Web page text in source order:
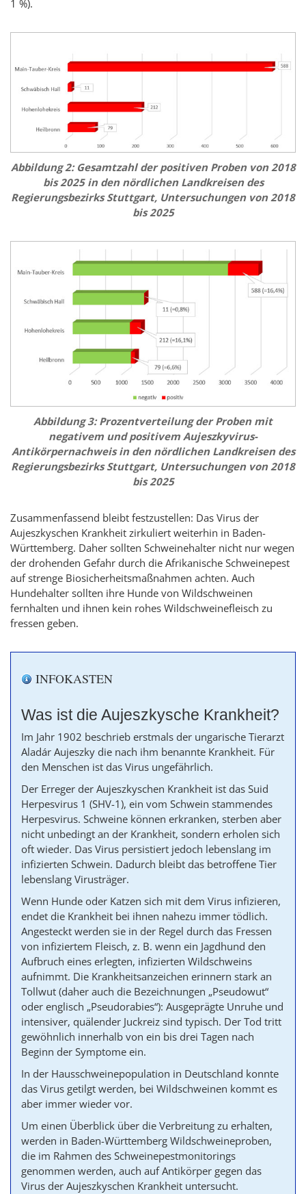
1 %).
Abbildung 2: Gesamtzahl der positiven Proben von 2018
bis 2025 in den nördlichen Landkreisen des
Regierungsbezirks Stuttgart, Untersuchungen von 2018
bis 2025
Abbildung 3: Prozentverteilung der Proben mit
negativem und positivem Aujeszkyvirus-
Antikörpernachweis in den nördlichen Landkreisen des
Regierungsbezirks Stuttgart, Untersuchungen von 2018
bis 2025
Zusammenfassend bleibt festzustellen: Das Virus der
Aujeszkyschen Krankheit zirkuliert weiterhin in Baden-
Württemberg. Daher sollten Schweinehalter nicht nur wegen
der drohenden Gefahr durch die Afrikanische Schweinepest
auf strenge Biosicherheitsmaßnahmen achten. Auch
Hundehalter sollten ihre Hunde von Wildschweinen
fernhalten und ihnen kein rohes Wildschweinefleisch zu
fressen geben.
INFOKASTEN
Was ist die Aujeszkysche Krankheit?
Im Jahr 1902 beschrieb erstmals der ungarische Tierarzt
Aladár Aujeszky die nach ihm benannte Krankheit. Für
den Menschen ist das Virus ungefährlich.
Der Erreger der Aujeszkyschen Krankheit ist das Suid
Herpesvirus 1 (SHV-1), ein vom Schwein stammendes
Herpesvirus. Schweine können erkranken, sterben aber
nicht unbedingt an der Krankheit, sondern erholen sich
oft wieder. Das Virus persistiert jedoch lebenslang im
infizierten Schwein. Dadurch bleibt das betroffene Tier
lebenslang Virusträger.
Wenn Hunde oder Katzen sich mit dem Virus infizieren,
endet die Krankheit bei ihnen nahezu immer tödlich.
Angesteckt werden sie in der Regel durch das Fressen
von infiziertem Fleisch, z. B. wenn ein Jagdhund den
Aufbruch eines erlegten, infizierten Wildschweins
aufnimmt. Die Krankheitsanzeichen erinnern stark an
Tollwut (daher auch die Bezeichnungen „Pseudowut“
oder englisch „Pseudorabies“): Ausgeprägte Unruhe und
intensiver, quälender Juckreiz sind typisch. Der Tod tritt
gewöhnlich innerhalb von ein bis drei Tagen nach
Beginn der Symptome ein.
In der Hausschweinepopulation in Deutschland konnte
das Virus getilgt werden, bei Wildschweinen kommt es
aber immer wieder vor.
Um einen Überblick über die Verbreitung zu erhalten,
werden in Baden-Württemberg Wildschweineproben,
die im Rahmen des Schweinepestmonitorings
genommen werden, auch auf Antikörper gegen das
Virus der Aujeszkyschen Krankheit untersucht.